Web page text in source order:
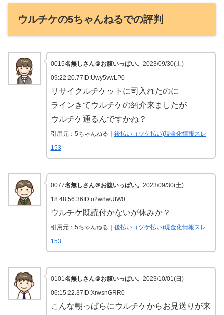
ウルチケの5ちゃんねるでの評判
0015名無しさん＠お腹いっぱい。 2023/09/30(土)
09:22:20.77ID:Uwy5vwLP0
リサイクルチケットに司入れたのに
ラインきてウルチケの紹介来ましたが
ウルチケ通るんですかね？
引用元：5ちゃんねる｜ 後払い（ツケ払い)現金化情報スレ
153
0077名無しさん＠お腹いっぱい。 2023/09/30(土)
18:48:56.36ID:o2w8wUtW0
ウルチケ既読付かないが休みか？
引用元：5ちゃんねる｜ 後払い（ツケ払い)現金化情報スレ
153
0101 名無しさん＠お腹いっぱい。 2023/10/01(日)
06:15:22.37ID:XrwsnGRR0
こんな朝っぱらにウルチケからお見送りが来